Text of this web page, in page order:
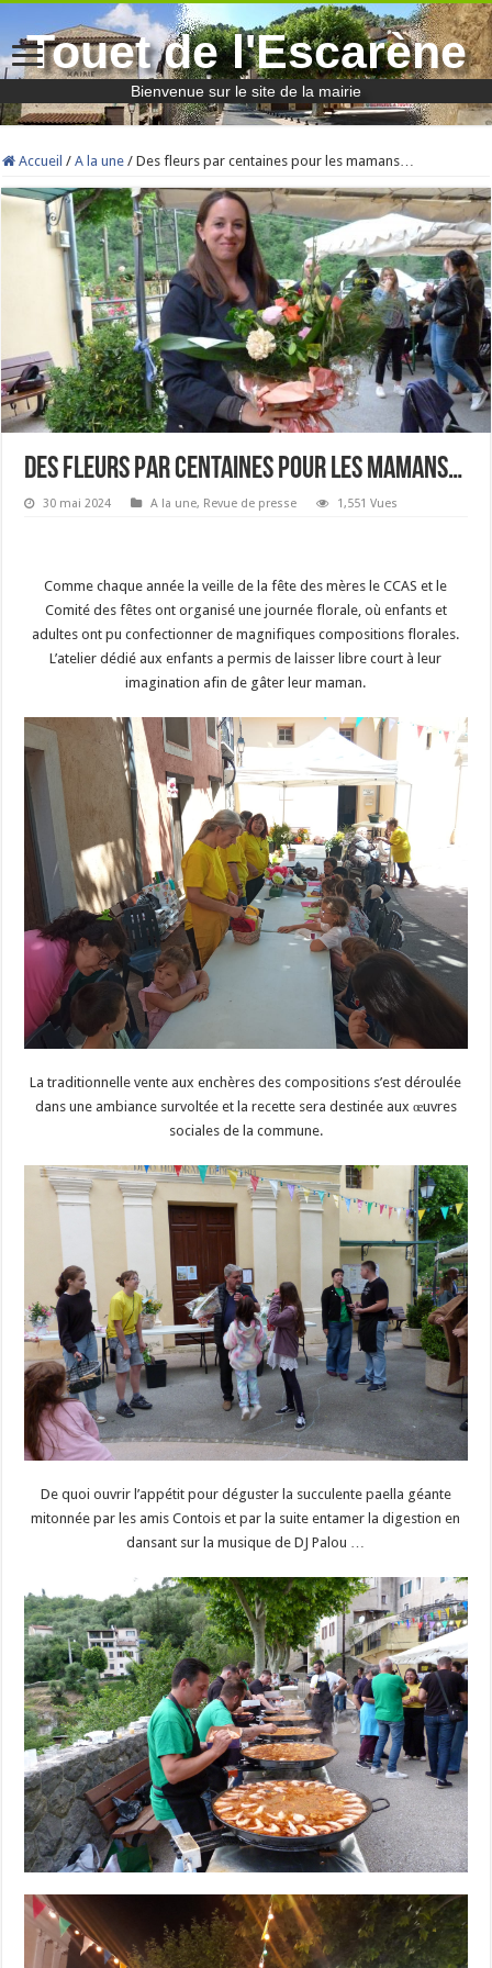
Touet de l'Escarène
Bienvenue sur le site de la mairie
Accueil / A la une / Des fleurs par centaines pour les mamans…
Des fleurs par centaines pour les mamans…
30 mai 2024 A la une, Revue de presse 1,551 Vues
Comme chaque année la veille de la fête des mères le CCAS et le
Comité des fêtes ont organisé une journée florale, où enfants et
adultes ont pu confectionner de magnifiques compositions florales.
L’atelier dédié aux enfants a permis de laisser libre court à leur
imagination afin de gâter leur maman.
La traditionnelle vente aux enchères des compositions s’est déroulée
dans une ambiance survoltée et la recette sera destinée aux œuvres
sociales de la commune.
De quoi ouvrir l’appétit pour déguster la succulente paella géante
mitonnée par les amis Contois et par la suite entamer la digestion en
dansant sur la musique de DJ Palou …